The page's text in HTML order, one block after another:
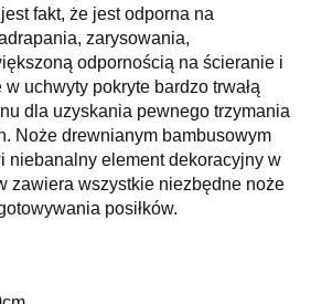
fakt, że jest odporna na
zarysowania,
odpornością na ścieranie i
uchwyty pokryte bardzo trwałą
dla uzyskania pewnego trzymania
Noże drewnianym bambusowym
niebanalny element dekoracyjny w
zawiera wszystkie niezbędne noże
posiłków.